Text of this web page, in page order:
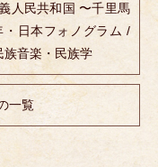
人民共和国 〜千里馬
日本フォノグラム /
族音楽・民族学
一覧